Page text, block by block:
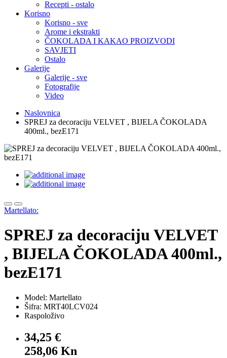
Recepti - ostalo
Korisno
Korisno - sve
Arome i ekstrakti
ČOKOLADA I KAKAO PROIZVODI
SAVJETI
Ostalo
Galerije
Galerije - sve
Fotografije
Video
Naslovnica
SPREJ za decoraciju VELVET , BIJELA ČOKOLADA
400ml., bezE171
Martellato:
SPREJ za decoraciju VELVET
, BIJELA ČOKOLADA 400ml.,
bezE171
Model: Martellato
Šifra: MRT40LCV024
Raspoloživo
34,25 €
258,06 Kn